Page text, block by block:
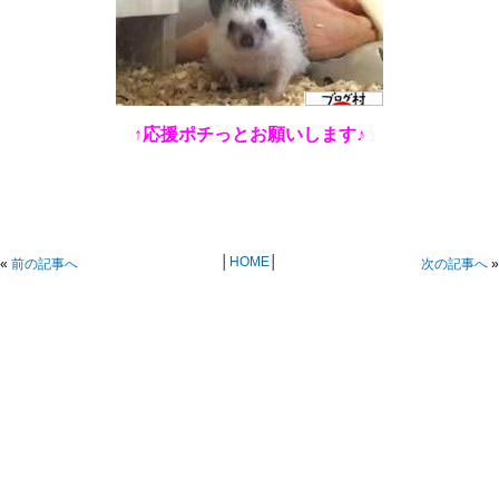
↑応援ポチっとお願いします♪
« 前の記事へ HOME│ 次の記事へ »